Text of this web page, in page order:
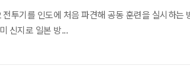
투기를 인도에 처음 파견해 공동 훈련을 실시하는
신지로 일본 방...